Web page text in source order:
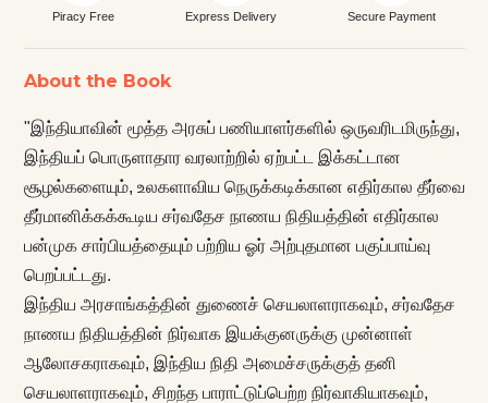
Piracy Free Express Delivery Secure Payment
About the Book
"இந்தியாவின் மூத்த அரசுப் பணியாளர்களில் ஒருவரிடமிருந்து,
இந்தியப் பொருளாதார வரலாற்றில் ஏற்பட்ட இக்கட்டான
சூழல்களையும், உலகளாவிய நெருக்கடிக்கான எதிர்கால தீர்வை
தீர்மானிக்கக்கூடிய சர்வதேச நாணய நிதியத்தின் எதிர்கால
பன்முக சார்பியத்தையும் பற்றிய ஓர் அற்புதமான பகுப்பாய்வு
பெறப்பட்டது.
இந்திய அரசாங்கத்தின் துணைச் செயலாளராகவும், சர்வதேச
நாணய நிதியத்தின் நிர்வாக இயக்குனருக்கு முன்னாள்
ஆலோசகராகவும், இந்திய நிதி அமைச்சருக்குத் தனி
செயலாளராகவும், சிறந்த பாராட்டுப்பெற்ற நிர்வாகியாகவும்,